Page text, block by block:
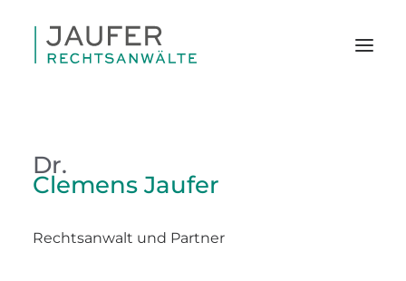
Dr.
Clemens Jaufer
Rechtsanwalt und Partner